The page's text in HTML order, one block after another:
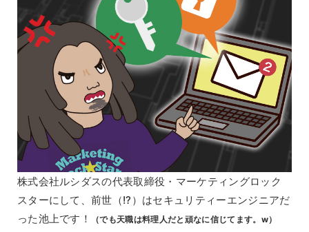
株式会社ルシダスの代表取締役・マーケティングロック
スターにして、前世（!?）はセキュリティーエンジニアだ
った池上です！
（でも天職は料理人だと頑なに信じてます。w）